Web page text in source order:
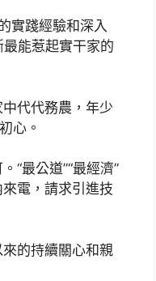
實踐經驗和深入
能惹起實干家的
代代務農，年少
心。
“最公道”“最經濟”
電，請求引進技
的持續關心和親